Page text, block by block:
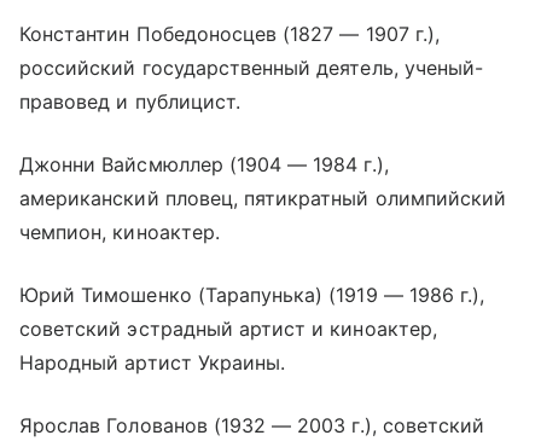
Константин Победоносцев (1827 — 1907 г.),
российский государственный деятель, ученый-
правовед и публицист.
Джонни Вайсмюллер (1904 — 1984 г.),
американский пловец, пятикратный олимпийский
чемпион, киноактер.
Юрий Тимошенко (Тарапунька) (1919 — 1986 г.),
советский эстрадный артист и киноактер,
Народный артист Украины.
Ярослав Голованов (1932 — 2003 г.), советский